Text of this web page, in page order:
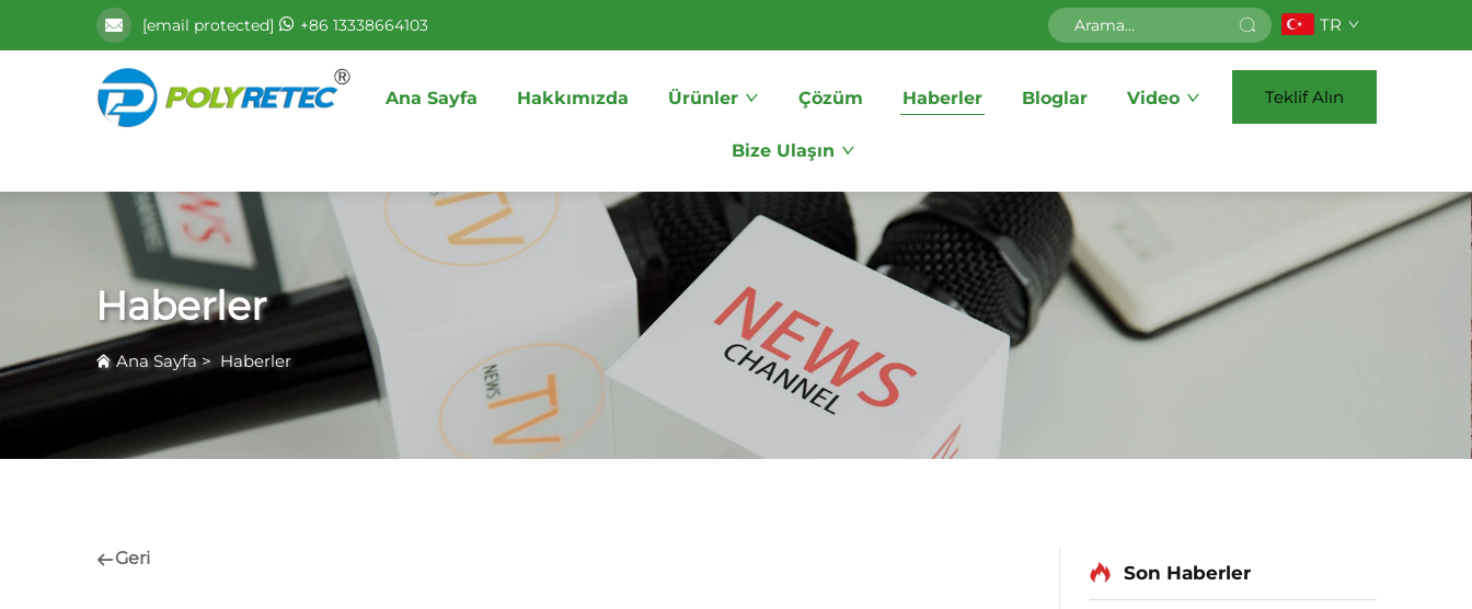
[email protected] +86 13338664103 TR
Ana Sayfa Hakkımızda Ürünler Çözüm Haberler Bloglar Video
Bize Ulaşın
Teklif Alın
Haberler
Ana Sayfa> Haberler
Geri
Son Haberler